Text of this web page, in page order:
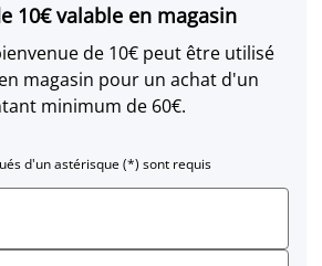
10€ valable en magasin
de 10€ peut être utilisé
magasin pour un achat d'un
minimum de 60€.
d'un astérisque (*) sont requis